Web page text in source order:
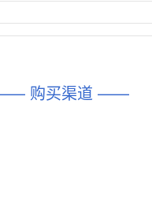
(帝奥微-Dioo)
对比
相似度 44%
购买渠道 ——